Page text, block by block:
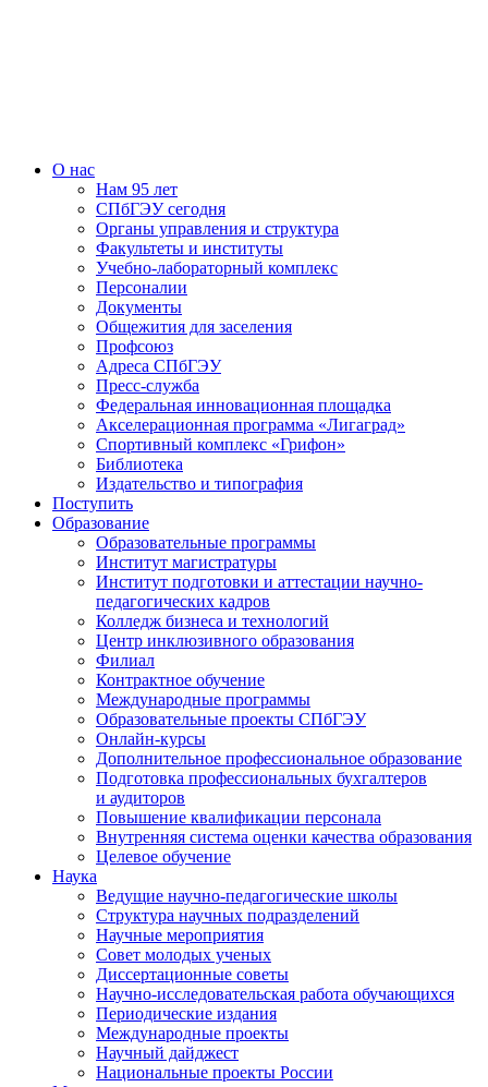
О нас
Нам 95 лет
СПбГЭУ сегодня
Органы управления и структура
Факультеты и институты
Учебно-лабораторный комплекс
Персоналии
Документы
Общежития для заселения
Профсоюз
Адреса СПбГЭУ
Пресс-служба
Федеральная инновационная площадка
Акселерационная программа «Лигаград»­­
Спортивный комплекс «Грифон»
Библиотека
Издательство и типография
Поступить
Образование
Образовательные программы
Институт магистратуры
Институт подготовки и аттестации научно-
педагогических кадров
Колледж бизнеса и технологий
Центр инклюзивного образования
Филиал
Контрактное обучение
Международные программы
Образовательные проекты СПбГЭУ
Онлайн-курсы
Дополнительное профессиональное образование
Подготовка профессиональных бухгалтеров
и аудиторов
Повышение квалификации персонала
Внутренняя система оценки качества образования
Целевое обучение
Наука
Ведущие научно-педагогические школы
Структура научных подразделений
Научные мероприятия
Совет молодых ученых
Диссертационные советы
Научно-исследовательская работа обучающихся
Периодические издания
Международные проекты
Научный дайджест
Национальные проекты России